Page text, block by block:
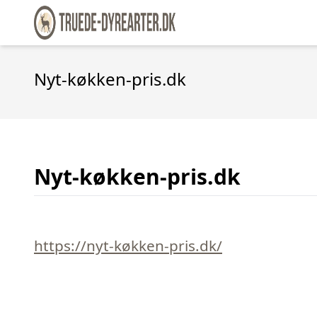
Nyt-køkken-pris.dk
Nyt-køkken-pris.dk
https://nyt-køkken-pris.dk/